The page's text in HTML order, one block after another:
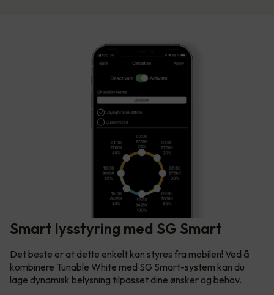
Smart lysstyring med SG Smart
Det beste er at dette enkelt kan styres fra mobilen! Ved å
kombinere Tunable White med SG Smart-system kan du
lage dynamisk belysning tilpasset dine ønsker og behov.